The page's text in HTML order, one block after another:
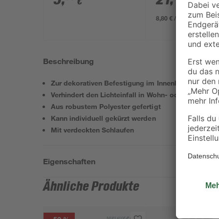
8,80 € / Meter
Beschreibung
Zur dekorativen Befestigung im Innenbereich
Verhindert den Lichteinfall in Wohn- oder
Aus robustem Polyester gefertigt
Kann individuell gekürzt werden
Mit verdeckten Schlaufen
Eigenschaften
Ähnliche Produkte